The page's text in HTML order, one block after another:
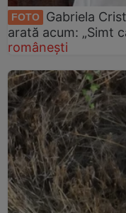
FOTO
Gabriela
arată acum: „Simt
românești